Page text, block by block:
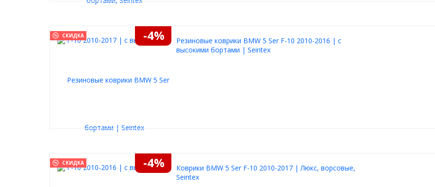
СКИДКА -4%
Резиновые коврики BMW 5 Ser F-10 2010-2016 | с
высокими бортами | Seintex
СКИДКА -4%
Коврики BMW 5 Ser F-10 2010-2017 | Люкс, ворсовые,
Seintex